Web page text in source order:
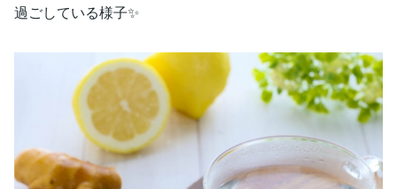
過ごしている様子✨